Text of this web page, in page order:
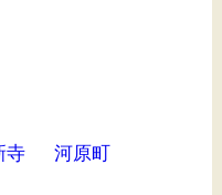
寺 河原町